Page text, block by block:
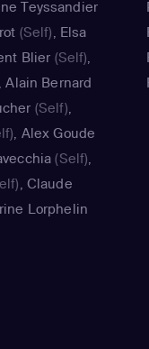
Teyssandier
(Self), Elsa
Blier (Self),
,Alain Bernard
(Self),
, Alex Goude
(Self),
, Claude
Lorphelin